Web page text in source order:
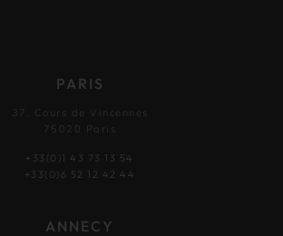
PARIS
37, Cours de Vincennes
75020 Paris
+33(0)1 43 73 13 54
+33(0)6 52 12 42 44
ANNECY